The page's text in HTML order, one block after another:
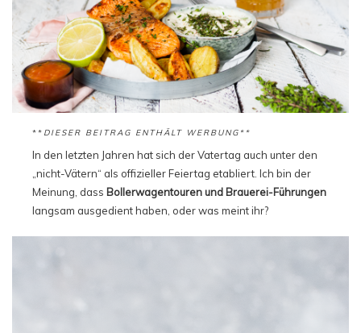
** DIESER BEITRAG ENTHÄLT WERBUNG**
In den letzten Jahren hat sich der Vatertag auch unter den
„nicht-Vätern“ als offizieller Feiertag etabliert. Ich bin der
Meinung, dass Bollerwagentouren und Brauerei-Führungen
langsam ausgedient haben, oder was meint ihr?